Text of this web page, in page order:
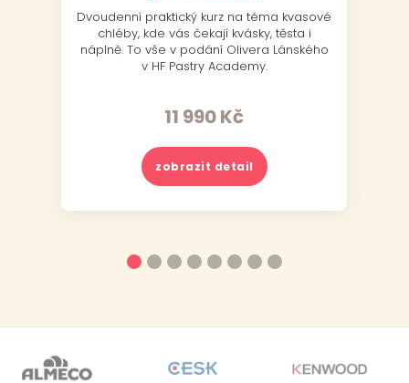
Dvoudenní praktický kurz na téma kvasové
chléby, kde vás čekají kvásky, těsta i
náplně. To vše v podání Olivera Lánského
v HF Pastry Academy.
11 990Kč
zobrazit detail